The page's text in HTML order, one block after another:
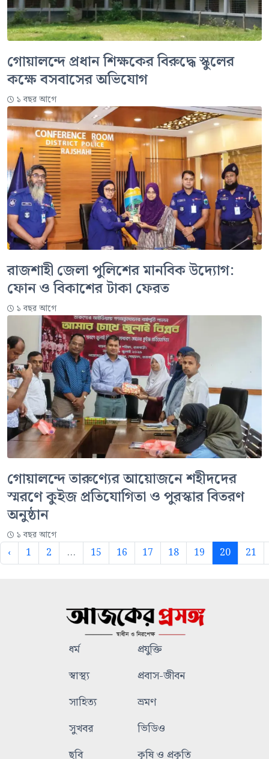
গোয়ালন্দে প্রধান শিক্ষকের বিরুদ্ধে স্কুলের
কক্ষে বসবাসের অভিযোগ
১ বছর আগে
রাজশাহী জেলা পুলিশের মানবিক উদ্যোগ:
ফোন ও বিকাশের টাকা ফেরত
১ বছর আগে
গোয়ালন্দে তারুণ্যের আয়োজনে শহীদদের
স্মরণে কুইজ প্রতিযোগিতা ও পুরস্কার বিতরণ
অনুষ্ঠান
১ বছর আগে
‹ 1 2 ... 15 16 17 18 19 20 21
ধর্ম
প্রযুক্তি
স্বাস্থ্য
প্রবাস-জীবন
সাহিত্য
ভ্রমণ
সুখবর
ভিডিও
ছবি
কৃষি ও প্রকৃতি